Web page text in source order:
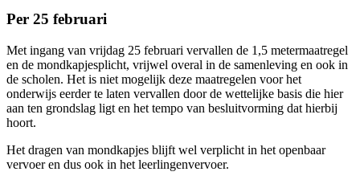
Per 25 februari
Met ingang van vrijdag 25 februari vervallen de 1,5 metermaatregel
en de mondkapjesplicht, vrijwel overal in de samenleving en ook in
de scholen. Het is niet mogelijk deze maatregelen voor het
onderwijs eerder te laten vervallen door de wettelijke basis die hier
aan ten grondslag ligt en het tempo van besluitvorming dat hierbij
hoort.
Het dragen van mondkapjes blijft wel verplicht in het openbaar
vervoer en dus ook in het leerlingenvervoer.